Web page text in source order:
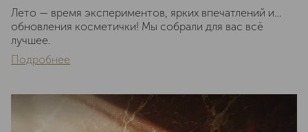
Лето — время экспериментов, ярких впечатлений и…
обновления косметички! Мы собрали для вас всё
лучшее.
Подробнее